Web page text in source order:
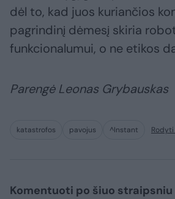
dėl to, kad juos kuriančios
pagrindinį dėmesį skiria
funkcionalumui, o ne etikos
Parengė Leonas Grybauskas
katastrofos pavojus ^Instant
Komentuoti po šiuo straipsniu